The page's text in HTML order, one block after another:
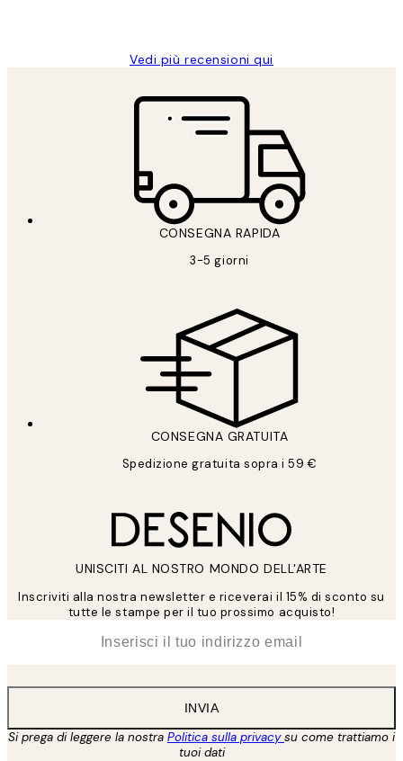
Vedi più recensioni qui
CONSEGNA RAPIDA
3-5 giorni
CONSEGNA GRATUITA
Spedizione gratuita sopra i 59 €
UNISCITI AL NOSTRO MONDO DELL'ARTE
Inscriviti alla nostra newsletter e riceverai il 15% di sconto su
tutte le stampe per il tuo prossimo acquisto!
INVIA
Si prega di leggere la nostra Politica sulla privacysu come trattiamo i
tuoi dati